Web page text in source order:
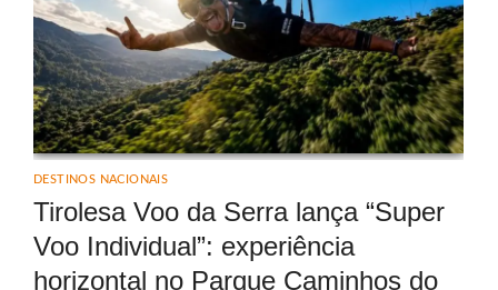
DESTINOS NACIONAIS
Tirolesa Voo da Serra lança “Super
Voo Individual”: experiência
horizontal no Parque Caminhos do